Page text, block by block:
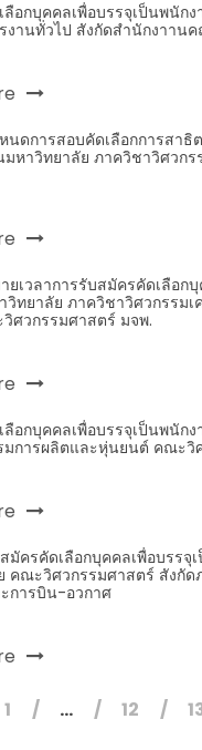
อกบุคคลเพื่อบรรจุเป็นพนักง
งานทั่วไป สังกัดสำนักงาาน
นดการสอบคัดเลือกการสาธิ
มหาวิทยาลัย ภาควิชาวิศวก
ยเวลาการรับสมัครคัดเลือก
วิทยาลัย ภาควิชาวิศวกรรม
ศวกรรมศาสตร์ มจพ.
ลือกบุคคลเพื่อบรรจุเป็นพนัก
มการผลิตและหุ่นยนต์ คณะวิ
มัครคัดเลือกบุคคลเพื่อบรรจุ
คณะวิศวกรรมศาสตร์ สังกัด
การบิน-อวกาศ
1 … 12